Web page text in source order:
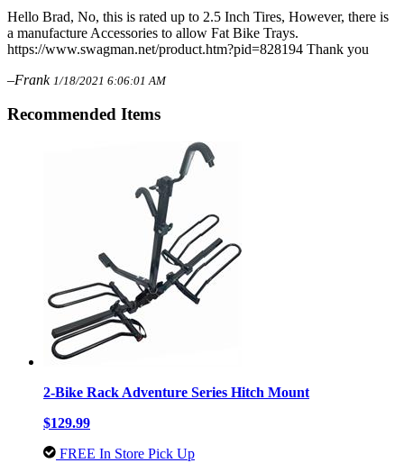
Hello Brad, No, this is rated up to 2.5 Inch Tires, However, there is
a manufacture Accessories to allow Fat Bike Trays.
https://www.swagman.net/product.htm?pid=828194 Thank you
–Frank 1/18/2021 6:06:01 AM
Recommended Items
2-Bike Rack Adventure Series Hitch Mount
$129.99
FREE In Store Pick Up